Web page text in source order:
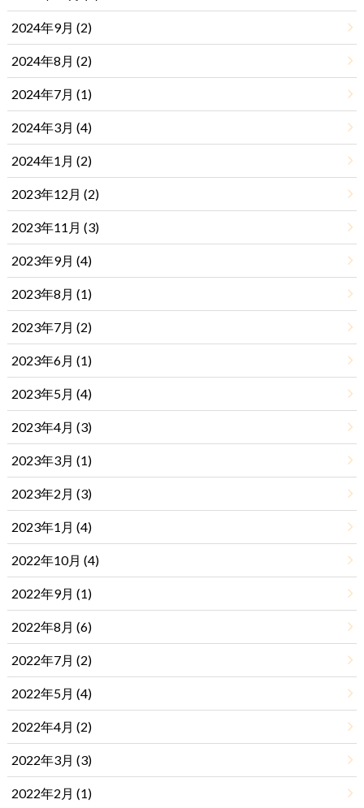
2024年9月 (2)
2024年8月 (2)
2024年7月 (1)
2024年3月 (4)
2024年1月 (2)
2023年12月 (2)
2023年11月 (3)
2023年9月 (4)
2023年8月 (1)
2023年7月 (2)
2023年6月 (1)
2023年5月 (4)
2023年4月 (3)
2023年3月 (1)
2023年2月 (3)
2023年1月 (4)
2022年10月 (4)
2022年9月 (1)
2022年8月 (6)
2022年7月 (2)
2022年5月 (4)
2022年4月 (2)
2022年3月 (3)
2022年2月 (1)